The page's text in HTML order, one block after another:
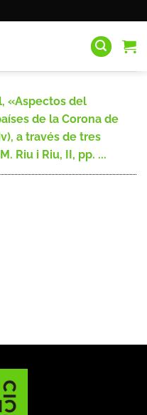
«Aspectos del
de la Corona de
a través de tres
Riu i Riu, II, pp. ...